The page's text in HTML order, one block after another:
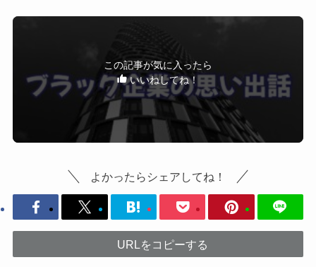
この記事が気に入ったら
いいねしてね！
よかったらシェアしてね！
URLをコピーする